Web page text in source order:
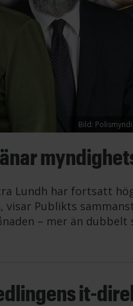
Bild:
Lundh har fortsatt
visar Publikts
– mer än
it-